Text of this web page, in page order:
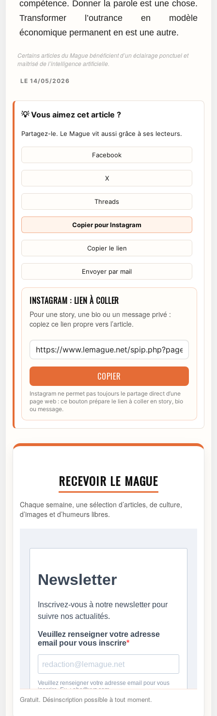
compétence. Donner la parole est une chose.
Transformer l’outrance en modèle
économique permanent en est une autre.
Certains articles du Mague bénéficient d’un éclairage ponctuel et
maîtrisé de l’intelligence artificielle.
LE 14/05/2026
💡 Vous aimez cet article ?
Partagez-le. Le Mague vit aussi grâce à ses lecteurs.
Facebook
X
Threads
Copier pour Instagram
Copier le lien
Envoyer par mail
INSTAGRAM : LIEN À COLLER
Pour une story, une bio ou un message privé :
copiez ce lien propre vers l’article.
COPIER
Instagram ne permet pas toujours le partage direct d’une
page web : ce bouton prépare le lien à coller en story, bio
ou message.
RECEVOIR LE MAGUE
Chaque semaine, une sélection d’articles, de culture,
d’images et d’humeurs libres.
Gratuit. Désinscription possible à tout moment.